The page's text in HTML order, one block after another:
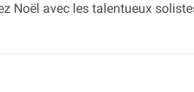
Noël avec les talentueux